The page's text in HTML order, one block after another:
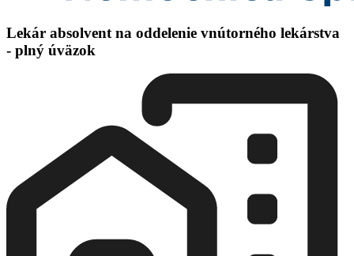
Lekár absolvent na oddelenie vnútorného lekárstva
- plný úväzok